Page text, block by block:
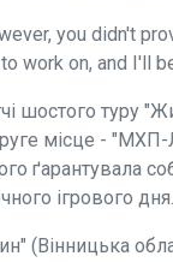
you didn't
work on, and I'll
шостого туру
місце -
ґарантувала
ігрового дня.
(Вінницька